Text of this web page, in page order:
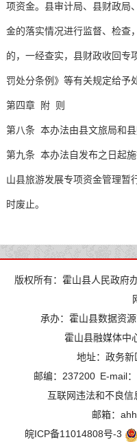
项资金。县审计局、县财政局
金的落实情况进行监督、检查
的，一经查实，县财政收回专
罚处分条例》等有关规定给予
第四章 附 则
第八条 本办法由县文旅局和县
第九条 本办法自发布之日起
山县旅游发展专项资金管理暂
时废止。
版权所有：霍山县人民政府
承办：霍山县数据资
霍山县融媒体中
地址：政务
邮编：237200 E-mail
互联网违法和不良
邮箱：
皖ICP备11014808号-3